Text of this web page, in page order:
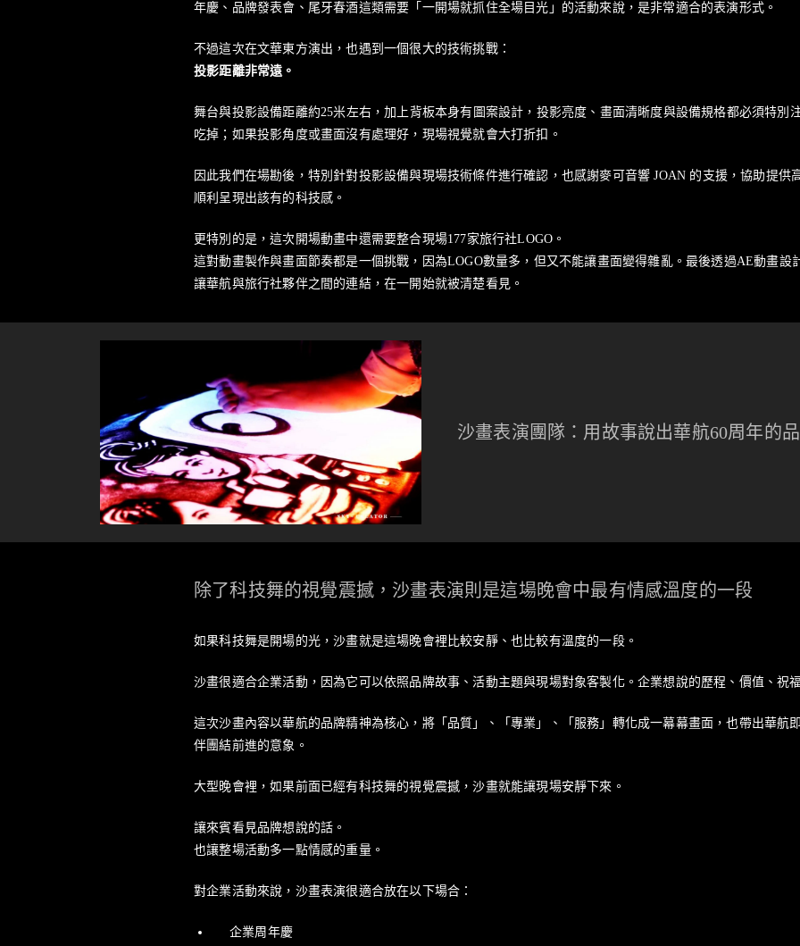
年慶、品牌發表會、尾牙春酒這類需要「一開場就抓住全場目光」的活動來說，是非常適合的表演形式。
不過這次在文華東方演出，也遇到一個很大的技術挑戰：
投影距離非常遠。
舞台與投影設備距離約25米左右，加上背板本身有圖案設計，投影亮度、畫面清晰度與設備規格都必須特別
吃掉；如果投影角度或畫面沒有處理好，現場視覺就會大打折扣。
因此我們在場勘後，特別針對投影設備與現場技術條件進行確認，也感謝麥可音響 JOAN 的支援，協助提供
順利呈現出該有的科技感。
更特別的是，這次開場動畫中還需要整合現場177家旅行社LOGO。
這對動畫製作與畫面節奏都是一個挑戰，因為LOGO數量多，但又不能讓畫面變得雜亂。最後透過AE動畫設
讓華航與旅行社夥伴之間的連結，在一開始就被清楚看見。
沙畫表演團隊：用故事說出華航60周年的
除了科技舞的視覺震撼，沙畫表演則是這場晚會中最有情感溫度的一段
如果科技舞是開場的光，沙畫就是這場晚會裡比較安靜、也比較有溫度的一段。
沙畫很適合企業活動，因為它可以依照品牌故事、活動主題與現場對象客製化。企業想說的歷程、價值、祝
這次沙畫內容以華航的品牌精神為核心，將「品質」、「專業」、「服務」轉化成一幕幕畫面，也帶出華航
伴團結前進的意象。
大型晚會裡，如果前面已經有科技舞的視覺震撼，沙畫就能讓現場安靜下來。
讓來賓看見品牌想說的話。
也讓整場活動多一點情感的重量。
對企業活動來說，沙畫表演很適合放在以下場合：
企業周年慶